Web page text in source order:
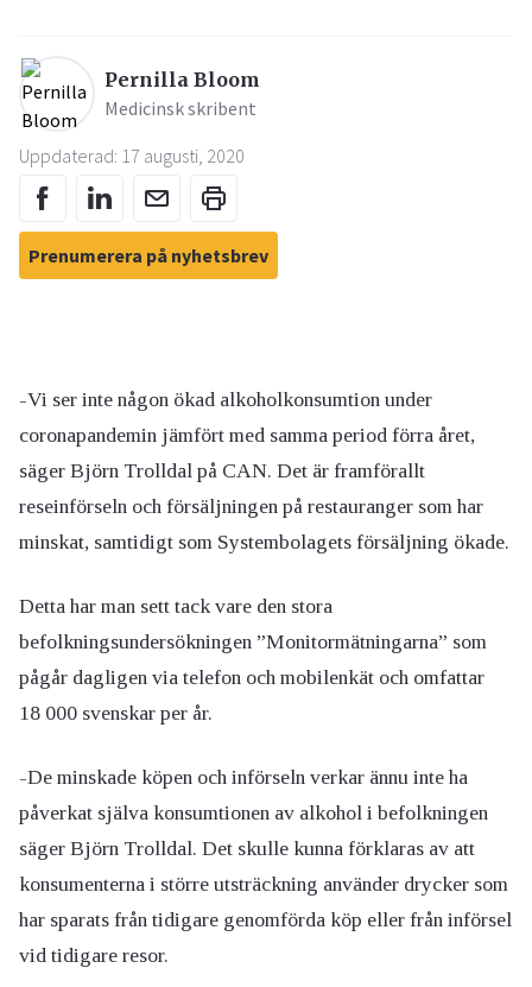
Pernilla Bloom
Medicinsk skribent
Uppdaterad: 17 augusti, 2020
Prenumerera på nyhetsbrev
-Vi ser inte någon ökad alkoholkonsumtion under
coronapandemin jämfört med samma period förra året,
säger Björn Trolldal på CAN. Det är framförallt
reseinförseln och försäljningen på restauranger som har
minskat, samtidigt som Systembolagets försäljning ökade.
Detta har man sett tack vare den stora
befolkningsundersökningen ”Monitormätningarna” som
pågår dagligen via telefon och mobilenkät och omfattar
18 000 svenskar per år.
-De minskade köpen och införseln verkar ännu inte ha
påverkat själva konsumtionen av alkohol i befolkningen
säger Björn Trolldal. Det skulle kunna förklaras av att
konsumenterna i större utsträckning använder drycker som
har sparats från tidigare genomförda köp eller från införsel
vid tidigare resor.